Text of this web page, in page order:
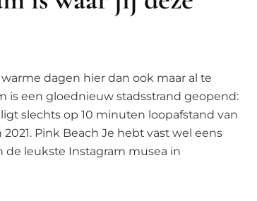
dagen hier dan ook maar al te
is een gloednieuw stadsstrand geopend:
slechts op 10 minuten loopafstand van
Pink Beach Je hebt vast wel eens
de leukste Instagram musea in